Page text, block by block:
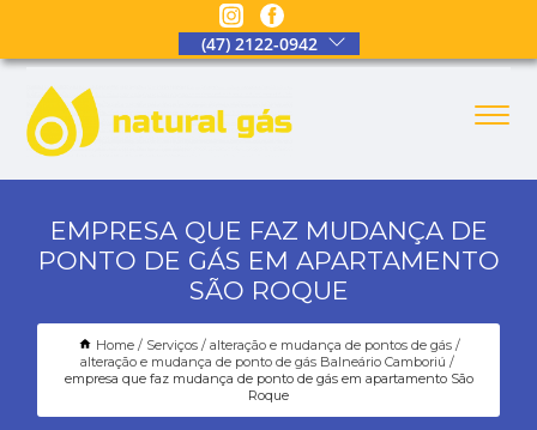
(47) 2122-0942
EMPRESA QUE FAZ MUDANÇA DE
PONTO DE GÁS EM APARTAMENTO
SÃO ROQUE
Home Serviços
alteração e mudança de pontos de gás
alteração e mudança de ponto de gás Balneário Camboriú
empresa que faz mudança de ponto de gás em apartamento São
Roque